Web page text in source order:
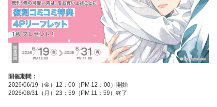
開催期間：
2026/06/19（金）12：00（PM 12：00）開始
2026/08/31（月）23：59（PM 11：59）終了